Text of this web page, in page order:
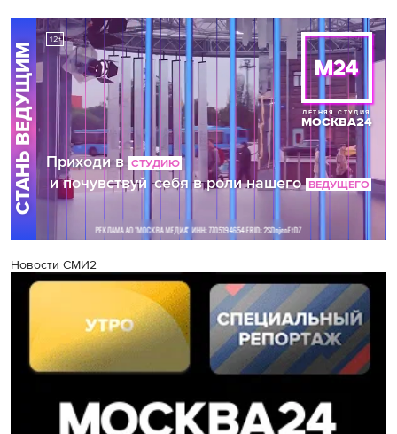
Новости СМИ2